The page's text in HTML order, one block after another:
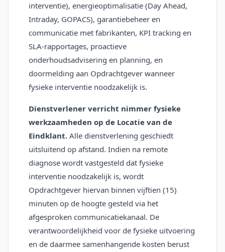
interventie), energieoptimalisatie (Day Ahead,
Intraday, GOPACS), garantiebeheer en
communicatie met fabrikanten, KPI tracking en
SLA-rapportages, proactieve
onderhoudsadvisering en planning, en
doormelding aan Opdrachtgever wanneer
fysieke interventie noodzakelijk is.
Dienstverlener verricht nimmer fysieke
werkzaamheden op de Locatie van de
Eindklant. Alle dienstverlening geschiedt
uitsluitend op afstand. Indien na remote
diagnose wordt vastgesteld dat fysieke
interventie noodzakelijk is, wordt
Opdrachtgever hiervan binnen vijftien (15)
minuten op de hoogte gesteld via het
afgesproken communicatiekanaal. De
verantwoordelijkheid voor de fysieke uitvoering
en de daarmee samenhangende kosten berust